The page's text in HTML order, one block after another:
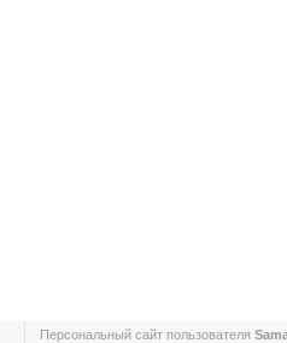
Персональный сайт пользователя